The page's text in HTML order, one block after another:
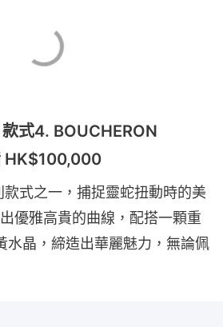
式4. BOUCHERON
HK$100,000
式之一，捕捉靈蛇扭動時的美
優雅高貴的曲線，配搭一顆重
水晶，締造出華麗魅力，無論佩